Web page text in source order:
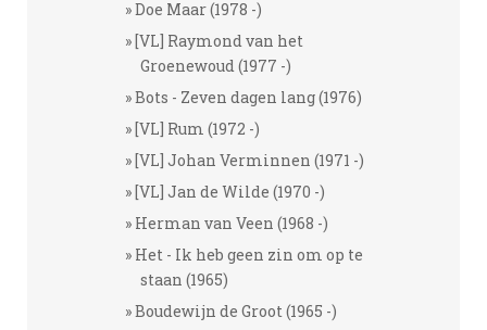
Doe Maar (1978 -)
[VL] Raymond van het
Groenewoud (1977 -)
Bots - Zeven dagen lang (1976)
[VL] Rum (1972 -)
[VL] Johan Verminnen (1971 -)
[VL] Jan de Wilde (1970 -)
Herman van Veen (1968 -)
Het - Ik heb geen zin om op te
staan (1965)
Boudewijn de Groot (1965 -)